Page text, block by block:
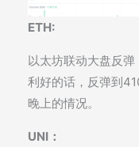
ETH:
以太坊联动大盘反
利好的话，反弹到
晚上的情况。
UNI：